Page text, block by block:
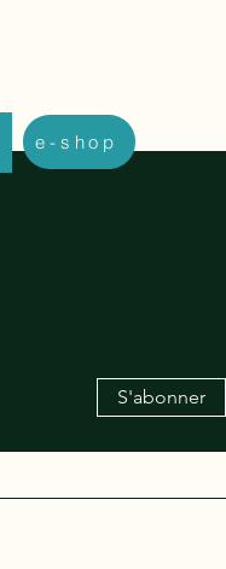
e-shop
S'abonner